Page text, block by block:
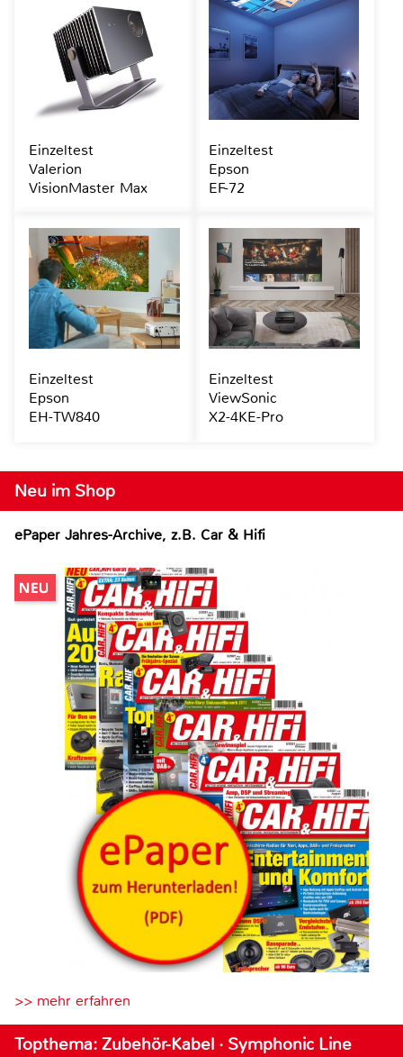
Neu im Shop
ePaper Jahres-Archive, z.B. Car & Hifi
>> mehr erfahren
Topthema: Zubehör-Kabel · Symphonic Line
Einzeltest
Valerion
VisionMaster Max
Einzeltest
Epson
EF-72
Einzeltest
Epson
EH-TW840
Einzeltest
ViewSonic
X2-4KE-Pro